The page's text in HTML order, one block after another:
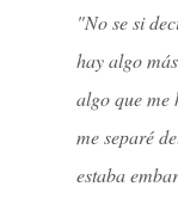
"No se si
hay algo
algo que me
me separé
estaba